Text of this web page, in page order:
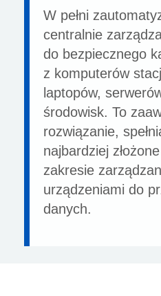
W pełni
centralnie
do bezpiecznego
z komputerów
laptopów,
środowisk. To
rozwiązanie,
najbardziej
zakresie
urządzeniami do
danych.